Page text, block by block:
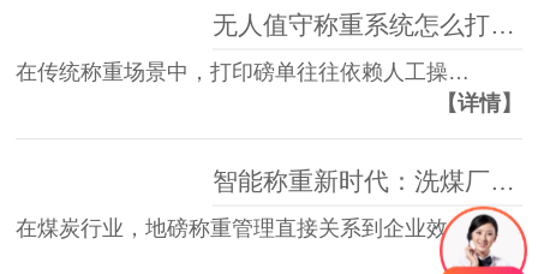
无人值守称重系统怎么打印磅单？衡安称重系统全自动化流程，一键操作高效无忧
在传统称重场景中，打印磅单往往依赖人工操…
【详情】
智能称重新时代：洗煤厂地磅管理如何提效防漏洞？
在煤炭行业，地磅称重管理直接关系到企业效…
【详情】